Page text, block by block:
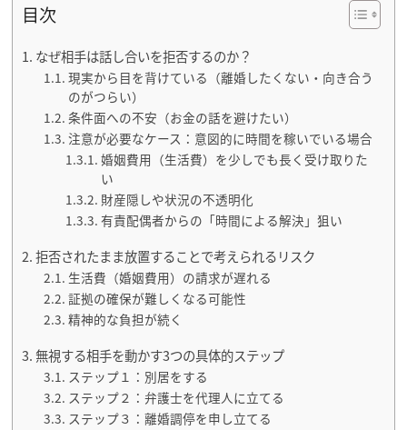
目次
なぜ相手は話し合いを拒否するのか？
現実から目を背けている（離婚したくない・向き合う
のがつらい）
条件面への不安（お金の話を避けたい）
注意が必要なケース：意図的に時間を稼いでいる場合
婚姻費用（生活費）を少しでも長く受け取りた
い
財産隠しや状況の不透明化
有責配偶者からの「時間による解決」狙い
拒否されたまま放置することで考えられるリスク
生活費（婚姻費用）の請求が遅れる
証拠の確保が難しくなる可能性
精神的な負担が続く
無視する相手を動かす3つの具体的ステップ
ステップ１：別居をする
ステップ２：弁護士を代理人に立てる
ステップ３：離婚調停を申し立てる